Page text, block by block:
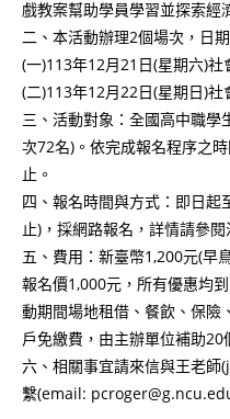
戲教案幫助學員學習並探索經
二、本活動辦理2個場次，日
(一)113年12月21日(星期六)社
(二)113年12月22日(星期日)社
三、活動對象：全國高中職學
次72名)。依完成報名程序之
止。
四、報名時間與方式：即日
止)，採網路報名，詳情請參閱
五、費用：新臺幣1,200元(早
報名價1,000元，所有優惠均
動期間場地租借、餐飲、保險
戶免繳費，由主辦單位補助20
六、相關事宜請來信與王老
繫(email: